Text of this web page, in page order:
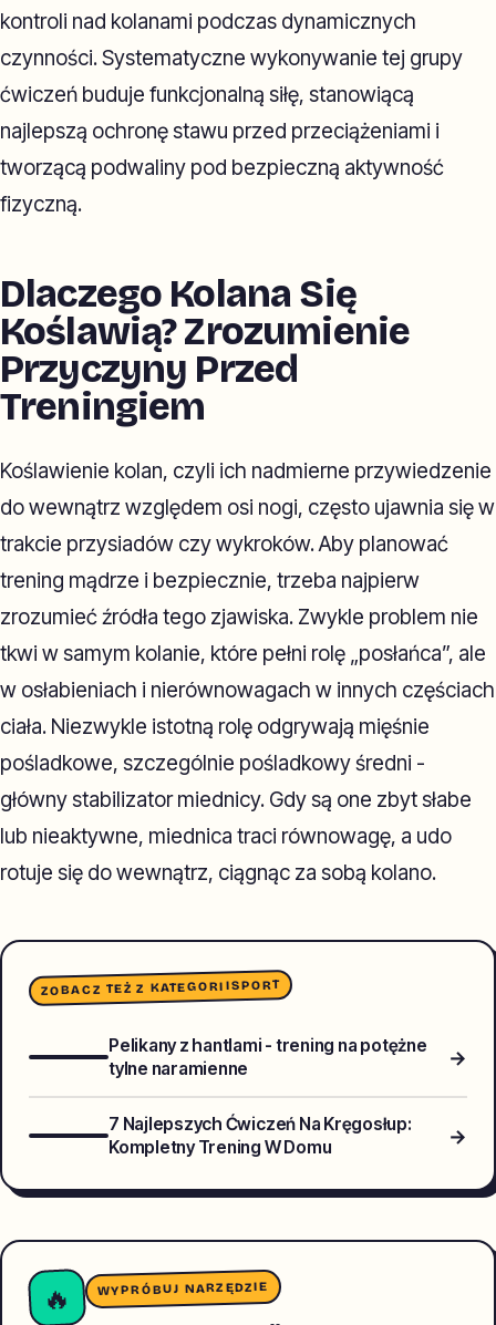
kontroli nad kolanami podczas dynamicznych
czynności. Systematyczne wykonywanie tej grupy
ćwiczeń buduje funkcjonalną siłę, stanowiącą
najlepszą ochronę stawu przed przeciążeniami i
tworzącą podwaliny pod bezpieczną aktywność
fizyczną.
Dlaczego Kolana Się
Koślawią? Zrozumienie
Przyczyny Przed
Treningiem
Koślawienie kolan, czyli ich nadmierne przywiedzenie
do wewnątrz względem osi nogi, często ujawnia się w
trakcie przysiadów czy wykroków. Aby planować
trening mądrze i bezpiecznie, trzeba najpierw
zrozumieć źródła tego zjawiska. Zwykle problem nie
tkwi w samym kolanie, które pełni rolę „posłańca”, ale
w osłabieniach i nierównowagach w innych częściach
ciała. Niezwykle istotną rolę odgrywają mięśnie
pośladkowe, szczególnie pośladkowy średni -
główny stabilizator miednicy. Gdy są one zbyt słabe
lub nieaktywne, miednica traci równowagę, a udo
rotuje się do wewnątrz, ciągnąc za sobą kolano.
ZOBACZ TEŻ Z KATEGORIISPORT
Pelikany z hantlami - trening na potężne
tylne naramienne
→
7 Najlepszych Ćwiczeń Na Kręgosłup:
Kompletny Trening W Domu
→
🔥 WYPRÓBUJ NARZĘDZIE